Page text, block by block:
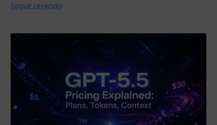
Seguir Leyendo